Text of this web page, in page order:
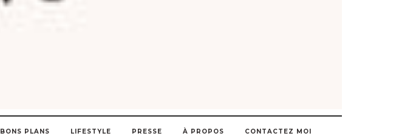
BONS PLANS LIFESTYLE PRESSE À PROPOS CONTACTEZ MOI